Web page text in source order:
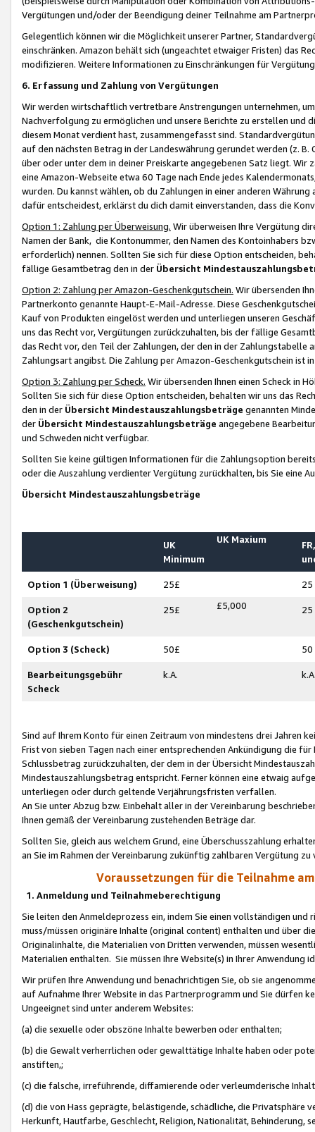
Vergütungen und/oder der Beendigung deiner Teilnahme am
Gelegentlich können wir die Möglichkeit unserer Partner,
einschränken. Amazon behält sich (ungeachtet etwaiger Fristen) das
modifizieren. Weitere Informationen zu Einschränkungen für
6. Erfassung und Zahlung von Vergütungen
Wir werden wirtschaftlich vertretbare Anstrengungen unternehmen,
Nachverfolgung zu ermöglichen und unsere Berichte zu erstellen und
diesem Monat verdient hast, zusammengefasst sind.
auf den nächsten Betrag in der Landeswährung gerundet werden (z.
über oder unter dem in deiner Preiskarte angegebenen Satz liegt.
eine Amazon-Webseite etwa 60 Tage nach Ende jedes
wurden. Du kannst wählen, ob du Zahlungen in einer anderen
dafür entscheidest, erklärst du dich damit einverstanden, dass die
Option 1: Zahlung per Überweisung. Wir überweisen Ihre Vergütung
Namen der Bank, die Kontonummer, den Namen des Kontoinhabers
erforderlich) nennen. Sollten Sie sich für diese Option entscheiden,
fällige Gesamtbetrag den in der Übersicht
Option 2: Zahlung per Amazon-Geschenkgutschein. Wir übersenden
Partnerkonto genannte Haupt-E-Mail-Adresse. Diese
Kauf von Produkten eingelöst werden und unterliegen unseren
uns das Recht vor, Vergütungen zurückzuhalten, bis der fällige
das Recht vor, den Teil der Zahlungen, der den in der
Zahlungsart angibst. Die Zahlung per Amazon-Geschenkgutschein ist
Option 3: Zahlung per Scheck. Wir übersenden Ihnen einen Scheck in
Sollten Sie sich für diese Option entscheiden, behalten wir uns das
den in der Übersicht Mindestauszahlungsbeträge genannten
der Übersicht Mindestauszahlungsbeträge angegebene
und Schweden nicht verfügbar.
Sollten Sie keine gültigen Informationen für die Zahlungsoption
oder die Auszahlung verdienter Vergütung zurückhalten, bis Sie
Übersicht Mindestauszahlungsbeträge
UK
Minimum
UK Maxium
Option 1 (Überweisung) 25£ 25
Option 2
(Geschenkgutschein)
25£ £5,000 25
Option 3 (Scheck) 50£ 50
Bearbeitungsgebühr
Scheck
k.A.
Sind auf Ihrem Konto für einen Zeitraum von mindestens drei Jahren
Frist von sieben Tagen nach einer entsprechenden Ankündigung die
Schlussbetrag zurückzuhalten, der dem in der Übersicht
Mindestauszahlungsbetrag entspricht. Ferner können eine etwaig
unterliegen oder durch geltende Verjährungsfristen verfallen.
An Sie unter Abzug bzw. Einbehalt aller in der Vereinbarung
Ihnen gemäß der Vereinbarung zustehenden Beträge dar.
Sollten Sie, gleich aus welchem Grund, eine Überschusszahlung
an Sie im Rahmen der Vereinbarung zukünftig zahlbaren Vergütung zu
Voraussetzungen für die Teilnahme
1. Anmeldung und Teilnahmeberechtigung
Sie leiten den Anmeldeprozess ein, indem Sie einen vollständigen
muss/müssen originäre Inhalte (original content) enthalten und über
Originalinhalte, die Materialien von Dritten verwenden, müssen
Materialien enthalten. Sie müssen Ihre Website(s) in Ihrer Anwendung
Wir prüfen Ihre Anwendung und benachrichtigen Sie, ob sie
auf Aufnahme Ihrer Website in das Partnerprogramm und Sie dürfen
Ungeeignet sind unter anderem Websites:
(a) die sexuelle oder obszöne Inhalte bewerben oder enthalten;
(b) die Gewalt verherrlichen oder gewalttätige Inhalte haben oder
anstiften,;
(c) die falsche, irreführende, diffamierende oder verleumderische
(d) die von Hass geprägte, belästigende, schädliche, die Privatsphäre
Herkunft, Hautfarbe, Geschlecht, Religion, Nationalität, Behinderung,